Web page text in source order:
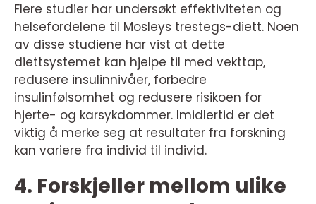
Flere studier har undersøkt effektiviteten og
helsefordelene til Mosleys trestegs-diett. Noen
av disse studiene har vist at dette
diettsystemet kan hjelpe til med vekttap,
redusere insulinnivåer, forbedre
insulinfølsomhet og redusere risikoen for
hjerte- og karsykdommer. Imidlertid er det
viktig å merke seg at resultater fra forskning
kan variere fra individ til individ.
4. Forskjeller mellom ulike